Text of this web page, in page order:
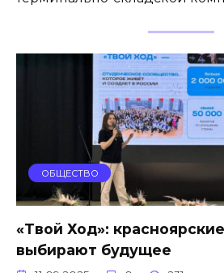
ОБЩЕСТВО
«Твой Ход»:
выбирают будущее